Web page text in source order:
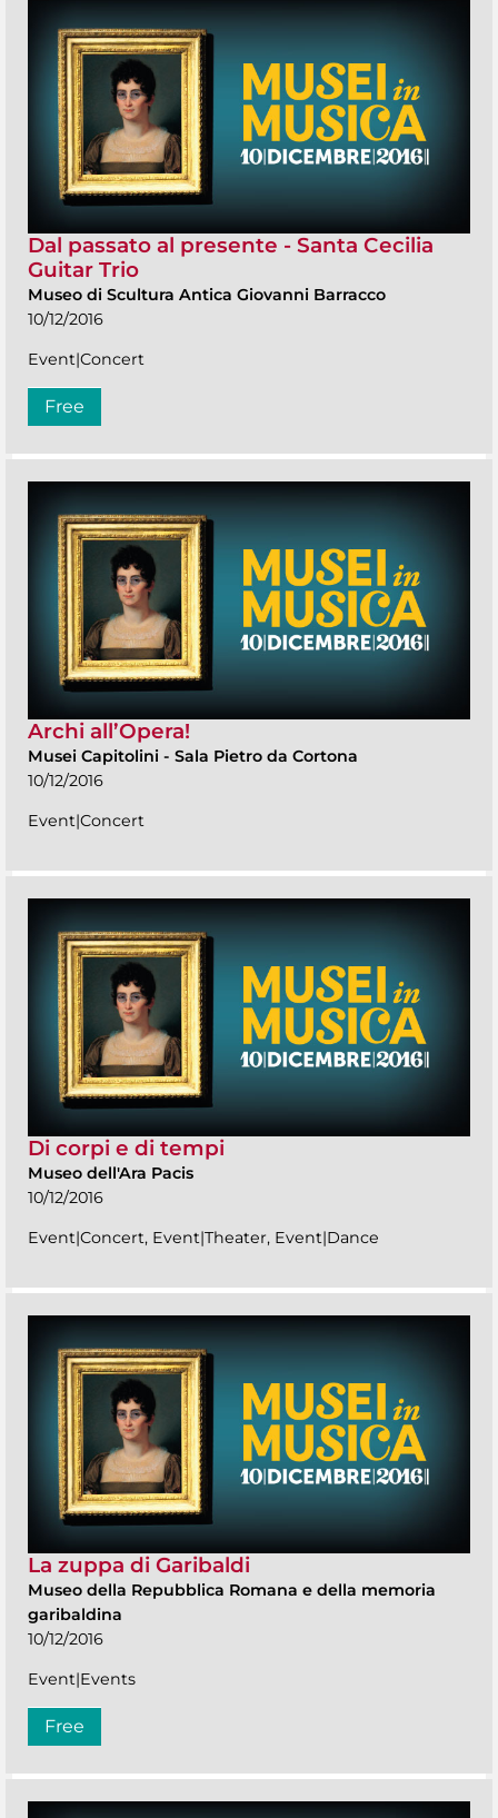
Dal passato al presente - Santa Cecilia
Guitar Trio
Museo di Scultura Antica Giovanni Barracco
10/12/2016
Event|Concert
Free
Archi all’Opera!
Musei Capitolini - Sala Pietro da Cortona
10/12/2016
Event|Concert
Di corpi e di tempi
Museo dell'Ara Pacis
10/12/2016
Event|Concert, Event|Theater, Event|Dance
La zuppa di Garibaldi
Museo della Repubblica Romana e della memoria
garibaldina
10/12/2016
Event|Events
Free